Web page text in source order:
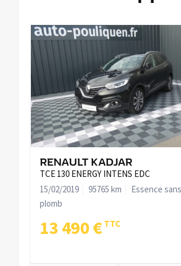
RENAULT KADJAR
TCE 130 ENERGY INTENS EDC
15/02/2019
95765 km
Essence sans
plomb
13 490 €